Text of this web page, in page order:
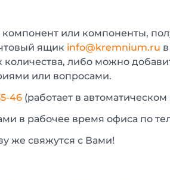
или компоненты,
ящик info@kremnium.ru
количества, либо можно
или вопросами.
46 (работает в
в рабочее время офиса по
же свяжутся с Вами!